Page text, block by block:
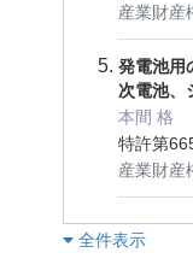
産業財産
発電池用
次電池、
本間 格
特許第
産業財産
︎全件表示